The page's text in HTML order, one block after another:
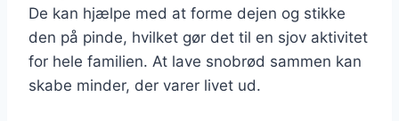
De kan hjælpe med at forme dejen og stikke
den på pinde, hvilket gør det til en sjov aktivitet
for hele familien. At lave snobrød sammen kan
skabe minder, der varer livet ud.